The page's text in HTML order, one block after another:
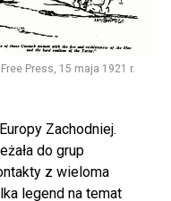
Press, 15 maja 1921 r.
Zachodniej.
do grup
z wieloma
legend na temat